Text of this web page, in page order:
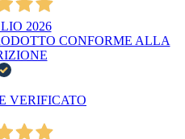
2026
CONFORME ALLA
VERIFICATO